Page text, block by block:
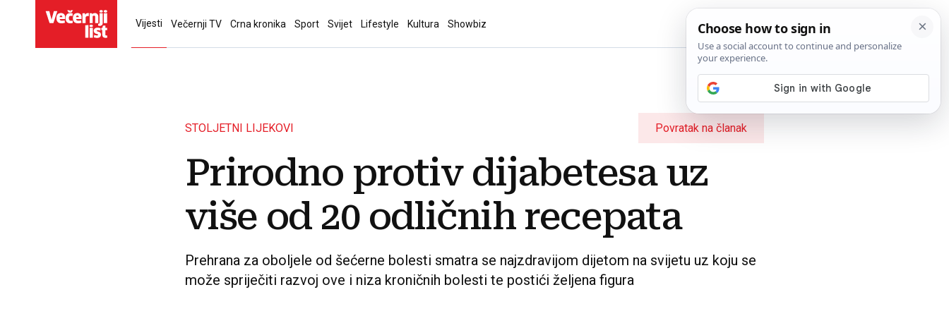
Vijesti Večernji TV Crna kronika Sport Svijet Lifestyle Kultura Showbiz
STOLJETNI LIJEKOVI Povratak na članak
Prirodno protiv dijabetesa uz
više od 20 odličnih recepata
Prehrana za oboljele od šećerne bolesti smatra se najzdravijom dijetom na svijetu uz koju se
može spriječiti razvoj ove i niza kroničnih bolesti te postići željena figura